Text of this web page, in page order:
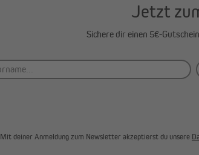
Jetzt
Sichere dir einen 5€-
Mit deiner Anmeldung zum Newsletter akzeptierst du unsere